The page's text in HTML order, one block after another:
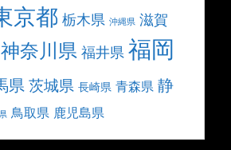
京都 栃木県 沖縄県 滋賀
神奈川県 福井県 福岡
県茨城県 長崎県 青森県 静
鳥取県 鹿児島県